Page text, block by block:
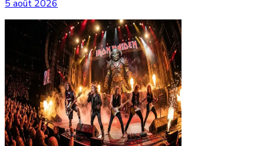
5 août 2026